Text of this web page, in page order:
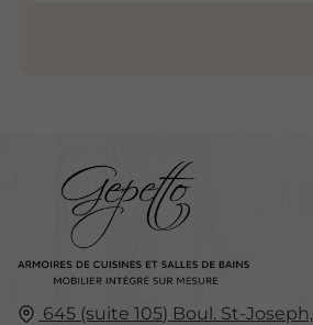
645 (suite 105) Boul. St-Joseph,